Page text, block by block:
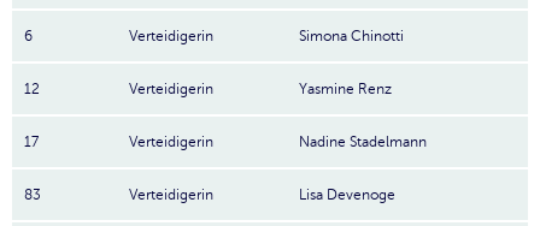
6 Verteidigerin Simona Chinotti
12 Verteidigerin Yasmine Renz
17 Verteidigerin Nadine Stadelmann
83 Verteidigerin Lisa Devenoge